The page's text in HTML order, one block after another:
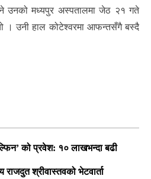
उनको मध्यपुर अस्पतालमा जेठ २१ गते
। उनी हाल कोटेश्वरमा आफन्तसँगै बस्दै
को प्रवेश: १० लाखभन्दा बढी
राजदुत श्रीवास्तवको भेटवार्ता